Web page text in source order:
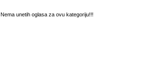
Nema unetih oglasa za ovu kategoriju!!!